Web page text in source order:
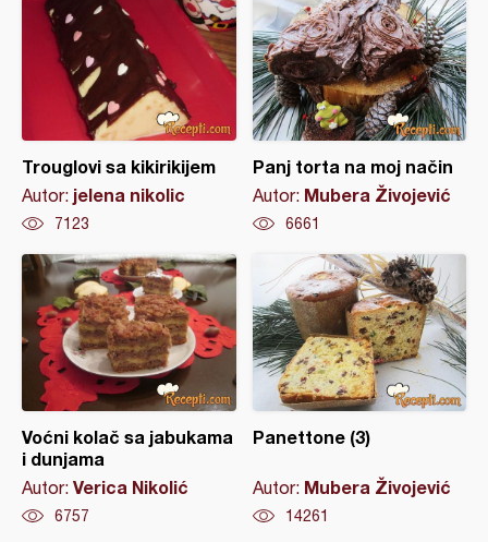
Trouglovi sa kikirikijem
Autor: jelena nikolic
7123
Panj torta na moj način
Autor: Mubera Živojević
6661
Voćni kolač sa jabukama
i dunjama
Autor: Verica Nikolić
6757
Panettone (3)
Autor: Mubera Živojević
14261